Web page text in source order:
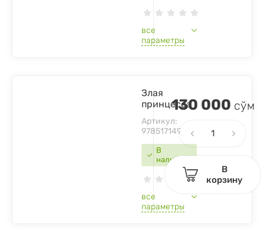
все
параметры
В
наличии
Злая
принцесса
Артикул:
9785171499273
все
параметры
130 000 сўм
В
корзину